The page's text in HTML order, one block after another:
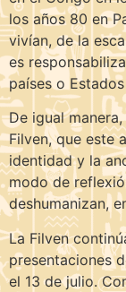
los años 80 en
vivían, de la
es
países o
De igual
Filven, que este
identidad y la
modo de
deshumanizan,
La Filven
presentaciones
el 13 de julio.